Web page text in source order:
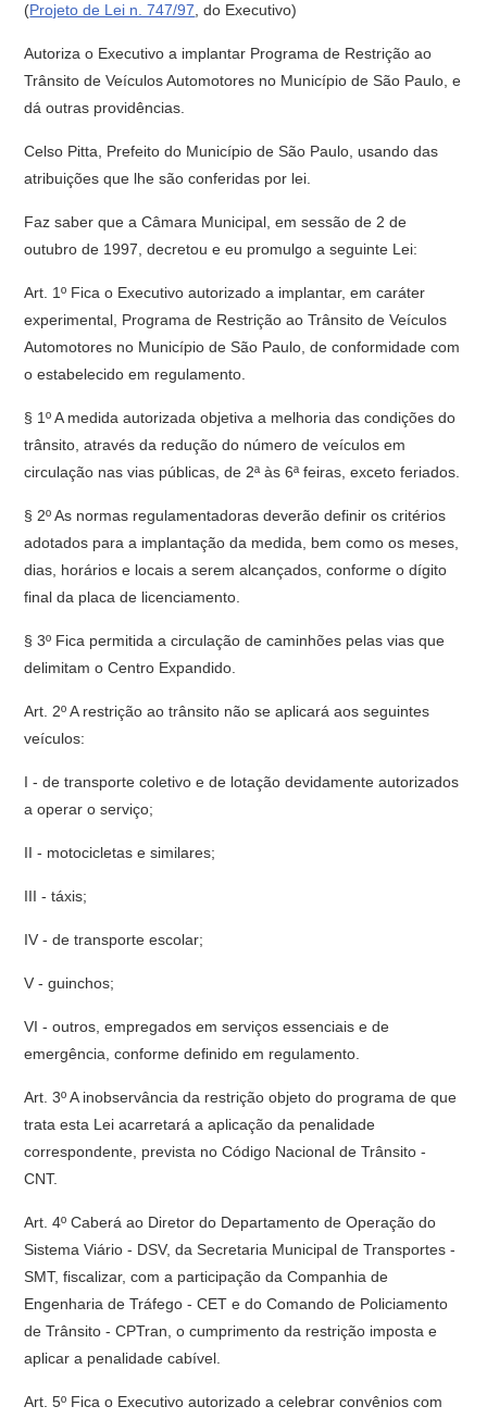
(Projeto de Lei n. 747/97 , do Executivo)
Autoriza o Executivo a implantar Programa de Restrição ao
Trânsito de Veículos Automotores no Município de São Paulo, e
dá outras providências.
Celso Pitta, Prefeito do Município de São Paulo, usando das
atribuições que lhe são conferidas por lei.
Faz saber que a Câmara Municipal, em sessão de 2 de
outubro de 1997, decretou e eu promulgo a seguinte Lei:
Art. 1º Fica o Executivo autorizado a implantar, em caráter
experimental, Programa de Restrição ao Trânsito de Veículos
Automotores no Município de São Paulo, de conformidade com
o estabelecido em regulamento.
§ 1º A medida autorizada objetiva a melhoria das condições do
trânsito, através da redução do número de veículos em
circulação nas vias públicas, de 2ª às 6ª feiras, exceto feriados.
§ 2º As normas regulamentadoras deverão definir os critérios
adotados para a implantação da medida, bem como os meses,
dias, horários e locais a serem alcançados, conforme o dígito
final da placa de licenciamento.
§ 3º Fica permitida a circulação de caminhões pelas vias que
delimitam o Centro Expandido.
Art. 2º A restrição ao trânsito não se aplicará aos seguintes
veículos:
I - de transporte coletivo e de lotação devidamente autorizados
a operar o serviço;
II - motocicletas e similares;
III - táxis;
IV - de transporte escolar;
V - guinchos;
VI - outros, empregados em serviços essenciais e de
emergência, conforme definido em regulamento.
Art. 3º A inobservância da restrição objeto do programa de que
trata esta Lei acarretará a aplicação da penalidade
correspondente, prevista no Código Nacional de Trânsito -
CNT.
Art. 4º Caberá ao Diretor do Departamento de Operação do
Sistema Viário - DSV, da Secretaria Municipal de Transportes -
SMT, fiscalizar, com a participação da Companhia de
Engenharia de Tráfego - CET e do Comando de Policiamento
de Trânsito - CPTran, o cumprimento da restrição imposta e
aplicar a penalidade cabível.
Art. 5º Fica o Executivo autorizado a celebrar convênios com